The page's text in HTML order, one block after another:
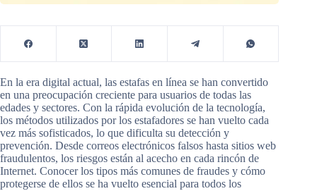
En la era digital actual, las estafas en línea se han convertido
en una preocupación creciente para usuarios de todas las
edades y sectores. Con la rápida evolución de la tecnología,
los métodos utilizados por los estafadores se han vuelto cada
vez más sofisticados, lo que dificulta su detección y
prevención. Desde correos electrónicos falsos hasta sitios web
fraudulentos, los riesgos están al acecho en cada rincón de
Internet. Conocer los tipos más comunes de fraudes y cómo
protegerse de ellos se ha vuelto esencial para todos los